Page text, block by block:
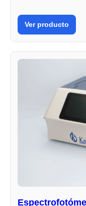
Ver producto